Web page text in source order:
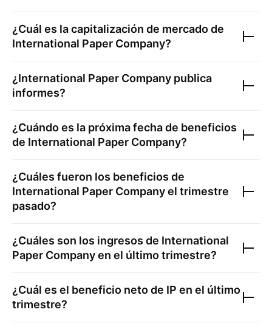
¿Cuál es la capitalización de mercado de
International Paper Company?
¿International Paper Company publica
informes?
¿Cuándo es la próxima fecha de beneficios
de International Paper Company?
¿Cuáles fueron los beneficios de
International Paper Companyel trimestre
pasado?
¿Cuáles son los ingresos de International
Paper Companyen el último trimestre?
¿Cuál es el beneficio neto de IP en el último
trimestre?